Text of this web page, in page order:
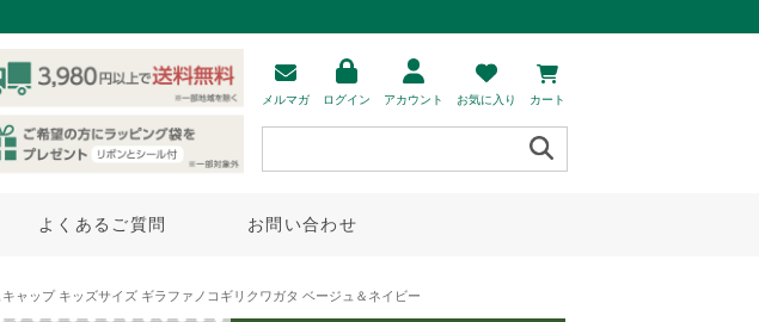
メルマガ ログイン アカウント お気に入り カート
よくあるご質問 お問い合わせ
ャップ キッズサイズ ギラファノコギリクワガタ ベージュ＆ネイビー